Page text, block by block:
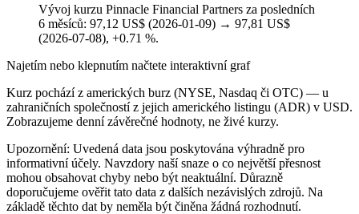
Vývoj kurzu Pinnacle Financial Partners za posledních
6 měsíců: 97,12 US$ (2026-01-09) → 97,81 US$
(2026-07-08), +0.71 %.
Najetím nebo klepnutím načtete interaktivní graf
Kurz pochází z amerických burz (NYSE, Nasdaq či OTC) — u
zahraničních společností z jejich amerického listingu (ADR) v USD.
Zobrazujeme denní závěrečné hodnoty, ne živé kurzy.
Upozornění: Uvedená data jsou poskytována výhradně pro
informativní účely. Navzdory naší snaze o co největší přesnost
mohou obsahovat chyby nebo být neaktuální. Důrazně
doporučujeme ověřit tato data z dalších nezávislých zdrojů. Na
základě těchto dat by neměla být činěna žádná rozhodnutí.